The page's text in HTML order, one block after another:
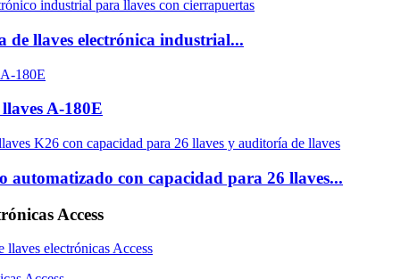
llaves electrónica industrial...
A-180E
automatizado con capacidad para 26 llaves...
Access